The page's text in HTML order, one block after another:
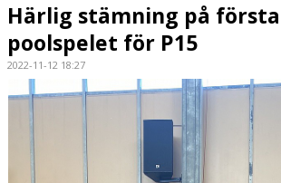
KALENDER
SPONSORLOTTERI
DOKUMENT
ARRANGEMANG
Härlig stämning på första
poolspelet för P15
2022-11-12 18:27